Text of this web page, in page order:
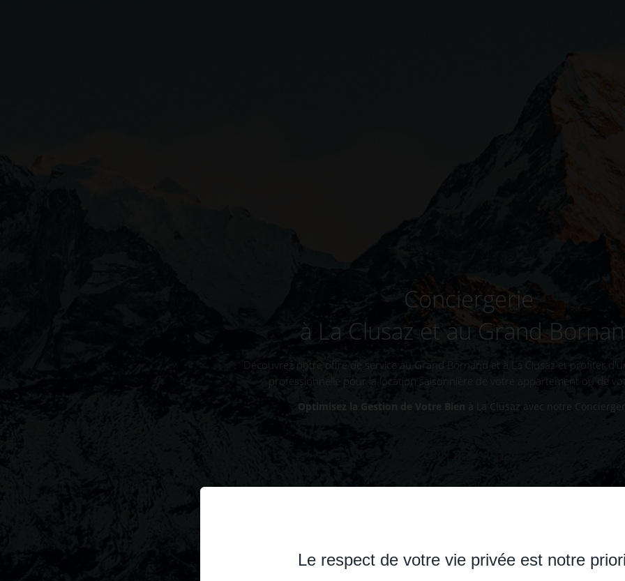
Conciergerie
à La Clusaz et au Grand
Découvrez notre offre de service au Grand Bornand et à La Clusaz et profiter
professionnelle pour la location saisonnière de votre appartement ou de
Optimisez la Gestion de Votre Bien à La Clusaz avec notre
Le respect de votre vie privée est notre